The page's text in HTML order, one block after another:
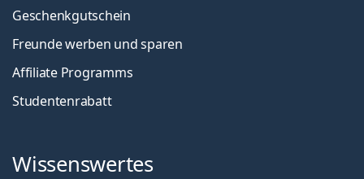
Geschenkgutschein
Freunde werben und sparen
Affiliate Programms
Studentenrabatt
Wissenswertes